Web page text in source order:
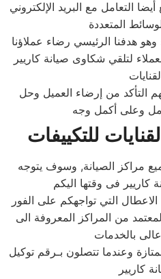
التعامل مع البريد الإلكتروني
المتعددة
هدفنا الرئيسي رضاء عملاؤنا
لتلقي شكاوى صيانة كاريير
التأكد من إرضاء العميل وحل
وعلى أكمل وجه
للتكييفات
مراكز الصيانة, وسوف يتوجه
فى وقتها اليكم
التي تواجهكم على الفور
من المراكز المعروفة الى
بالخدمات
وعندما تتصلون بـرقم توكيل
كاريير